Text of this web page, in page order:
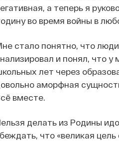
а теперь я
во время войны в
стало понятно, что
и понял, что
лет через
аморфная
вместе.
делать из Родины
что «великая